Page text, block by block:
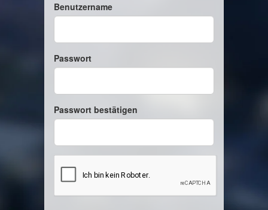
Benutzername
Passwort
Passwort bestätigen